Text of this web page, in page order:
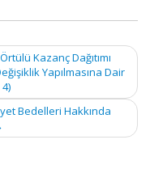
Kazanç Dağıtımı
Yapılmasına Dair
Bedelleri Hakkında